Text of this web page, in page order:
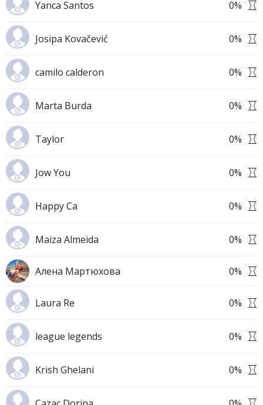
Yanca Santos 0%
Josipa Kovačević 0%
camilo calderon 0%
Marta Burda 0%
Taylor 0%
Jow You 0%
Happy Ca 0%
Maiza Almeida 0%
Алена Мартюхова 0%
Laura Re 0%
league legends 0%
Krish Ghelani 0%